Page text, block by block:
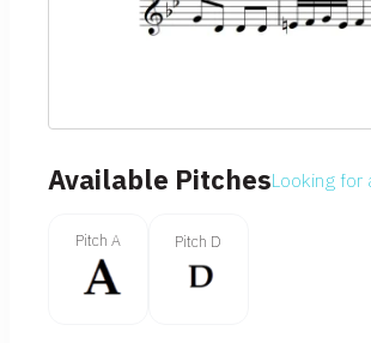
Available PitchesLooking for
Pitch A Pitch D